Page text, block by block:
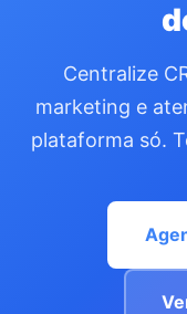
Centralize
marketing e
plataforma só.